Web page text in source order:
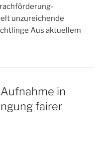
unzureichende
Aus aktuellem
in
fairer